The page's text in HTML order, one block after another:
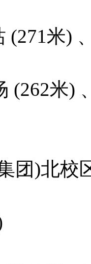
(271米)
(262米)
团)北校